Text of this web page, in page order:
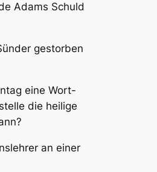
Adams Schuld
gestorben
eine Wort-
die heilige
an einer